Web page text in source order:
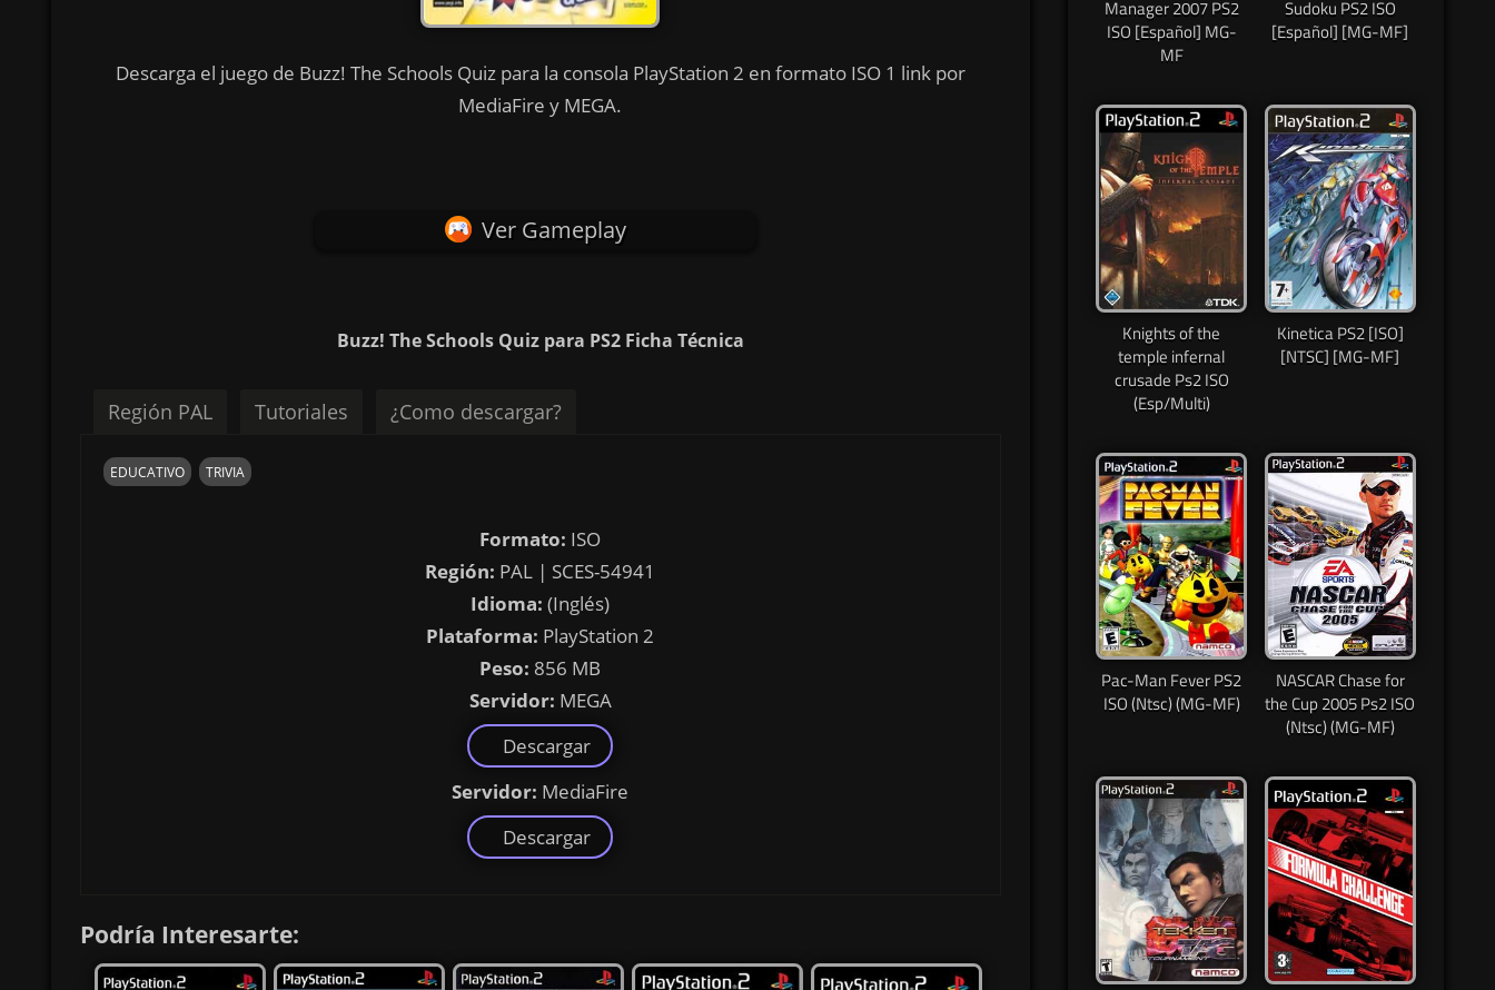
Descarga el juego de Buzz! The Schools Quiz para la consola PlayStation 2 en formato ISO 1 link por
MediaFire y MEGA.
Ver Gameplay
Buzz! The Schools Quiz para PS2 Ficha Técnica
Región PAL Tutoriales ¿Como descargar?
EDUCATIVO TRIVIA
Formato: ISO
Región: PAL | SCES-54941
Idioma: (Inglés)
Plataforma: PlayStation 2
Peso: 856 MB
Servidor: MEGA
Descargar
Servidor: MediaFire
Descargar
Podría Interesarte:
Manager 2007 PS2
ISO [Español] MG-
MF
Sudoku PS2 ISO
[Español] [MG-MF]
Knights of the
temple infernal
crusade Ps2 ISO
(Esp/Multi)
Kinetica PS2 [ISO]
[NTSC] [MG-MF]
Pac-Man Fever PS2
ISO (Ntsc) (MG-MF)
NASCAR Chase for
the Cup 2005 Ps2 ISO
(Ntsc) (MG-MF)